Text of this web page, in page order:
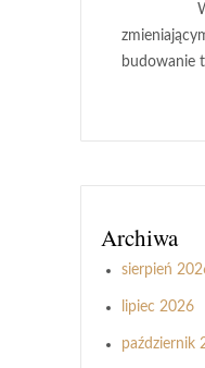
budowanie
Archiwa
sierpień
lipiec 2026
październik